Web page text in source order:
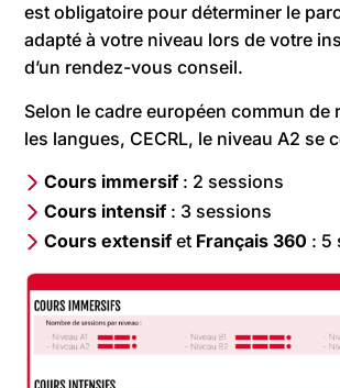
est obligatoire pour déterminer le
adapté à votre niveau lors de votre
d’un rendez-vous conseil.
Selon le cadre européen commun de
les langues, CECRL, le niveau A2 se
Cours immersif : 2 sessions
Cours intensif : 3 sessions
Cours extensifet Français 360 : 5